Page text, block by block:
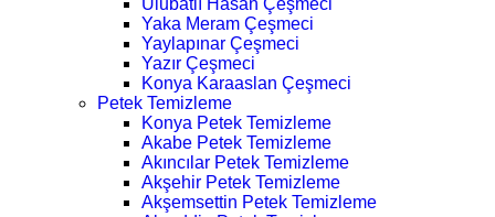
Ulubatlı Hasan Çeşmeci
Yaka Meram Çeşmeci
Yaylapınar Çeşmeci
Yazır Çeşmeci
Konya Karaaslan Çeşmeci
Petek Temizleme
Konya Petek Temizleme
Akabe Petek Temizleme
Akıncılar Petek Temizleme
Akşehir Petek Temizleme
Akşemsettin Petek Temizleme